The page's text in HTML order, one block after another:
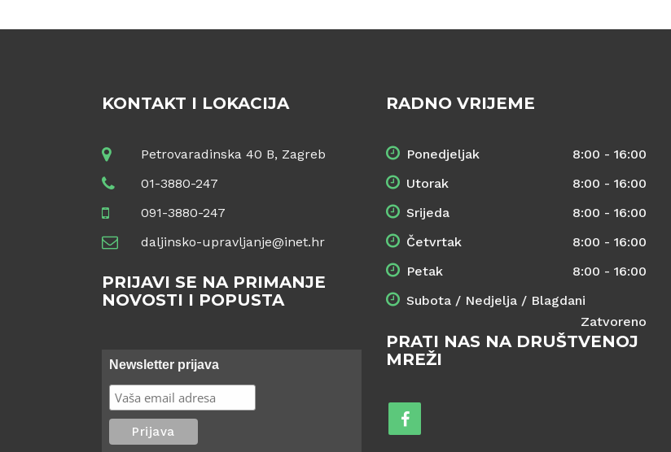
KONTAKT I LOKACIJA
Petrovaradinska 40 B, Zagreb
01-3880-247
091-3880-247
daljinsko-upravljanje@inet.hr
PRIJAVI SE NA PRIMANJE
NOVOSTI I POPUSTA
Newsletter prijava
RADNO VRIJEME
Ponedjeljak
8:00 - 16:00
Utorak
8:00 - 16:00
Srijeda
8:00 - 16:00
Četvrtak
8:00 - 16:00
Petak
8:00 - 16:00
Subota / Nedjelja / Blagdani
Zatvoreno
PRATI NAS NA DRUŠTVENOJ
MREŽI